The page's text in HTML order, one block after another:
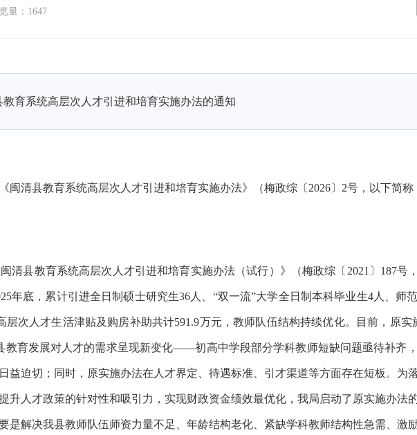
量：1647
育系统高层次人才引进和培育实施办法的通知
《闽清县教育系统高层次人才引进和培育实施办法》 （梅政综〔 2026〕 2号， 以下简称
闽清县教育系统高层次人才引进和培育实施办法（试行）》（梅政综〔2021〕187号
年底， 累计引进全日制硕士研究生36人、“双一流”大学全日制本科毕业生4人、师
层次人才生活津贴及购房补助共计591.9万元，教师队伍结构持续优化。目前，原
教育发展对人才的需求呈现新变化——初高中学段部分学科教师短缺问题亟待补齐
益迫切；同时，原实施办法在人才界定、待遇标准、引才渠道等方面存在短板。为
升人才政策的针对性和吸引力，实现财政资金绩效最优化，我局启动了原实施办法
是解决我县教师队伍师资力量不足、年龄结构老化、紧缺学科教师结构性急需 、激